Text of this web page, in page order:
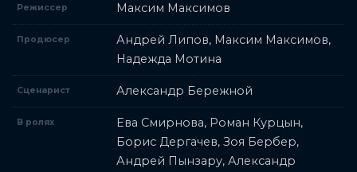
Режиссер Максим Максимов
Продюсер
Андрей Липов, Максим Максимов,
Надежда Мотина
Сценарист Александр Бережной
В ролях
Ева Смирнова, Роман Курцын,
Борис Дергачев, Зоя Бербер,
Андрей Пынзару, Александр